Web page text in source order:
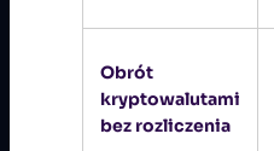
Obrót
kryptowalutami
bez rozliczenia